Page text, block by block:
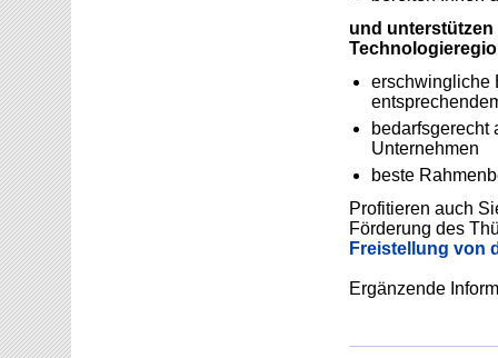
und unterstützen
erschwingliche
bedarfsgerecht
Unternehmen
beste
Profitieren auch
Förderung des
Freistellung von
Ergänzende